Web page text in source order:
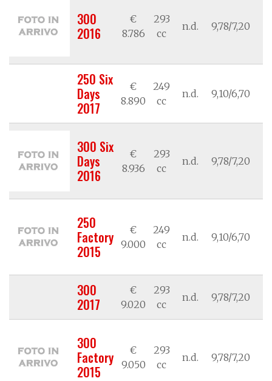
300
2016
€
8.786
293
cc
n.d. 9,78/7,20
250 Six
Days
2017
€
8.890
249
cc
n.d. 9,10/6,70
300 Six
Days
2016
€
8.936
293
cc
n.d. 9,78/7,20
250
Factory
2015
€
9.000
249
cc
n.d. 9,10/6,70
300
2017
€
9.020
293
cc
n.d. 9,78/7,20
300
Factory
2015
€
9.050
293
cc
n.d. 9,78/7,20